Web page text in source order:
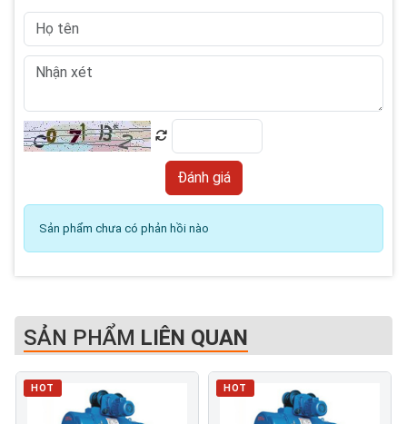
Sản phẩm chưa có phản hồi nào
SẢN PHẨM LIÊN QUAN
HOT HOT